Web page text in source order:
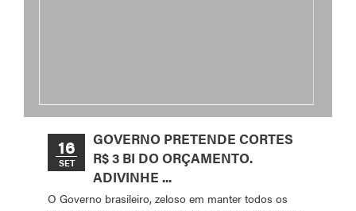
16
SET
GOVERNO PRETENDE CORTES
R$ 3 BI DO ORÇAMENTO.
ADIVINHE ...
O Governo brasileiro, zeloso em manter todos os